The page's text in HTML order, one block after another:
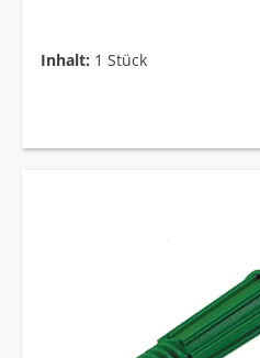
Inhalt: 1 Stück